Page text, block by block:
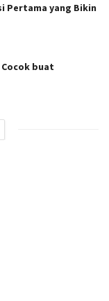
Pertama yang Bikin
buat